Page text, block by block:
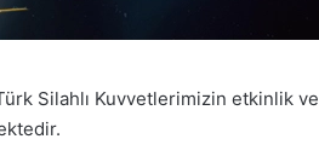
Silahlı Kuvvetlerimizin etkinlik ve